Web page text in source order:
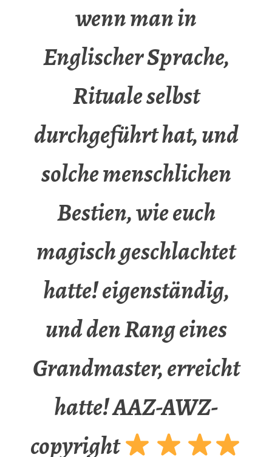
wenn man in
Englischer Sprache,
Rituale selbst
durchgeführt hat, und
solche menschlichen
Bestien, wie euch
magisch geschlachtet
hatte! eigenständig,
und den Rang eines
Grandmaster, erreicht
hatte! AAZ-AWZ-
copyright